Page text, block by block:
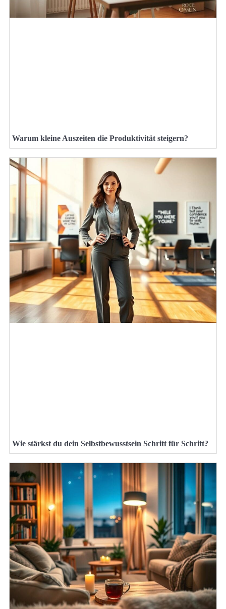
Warum kleine Auszeiten die Produktivität steigern?
Wie stärkst du dein Selbstbewusstsein Schritt für Schritt?